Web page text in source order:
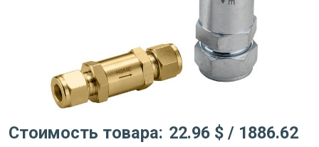
Стоимость товара: 22.96 $ / 1886.62